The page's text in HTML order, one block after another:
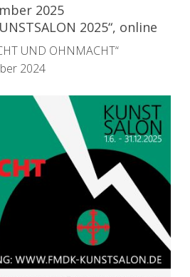
2025
2025“, online
UND OHNMACHT“
2024